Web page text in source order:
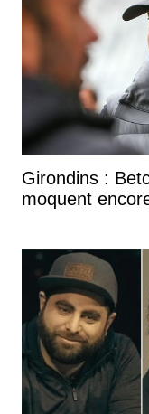
Girondins :
moquent